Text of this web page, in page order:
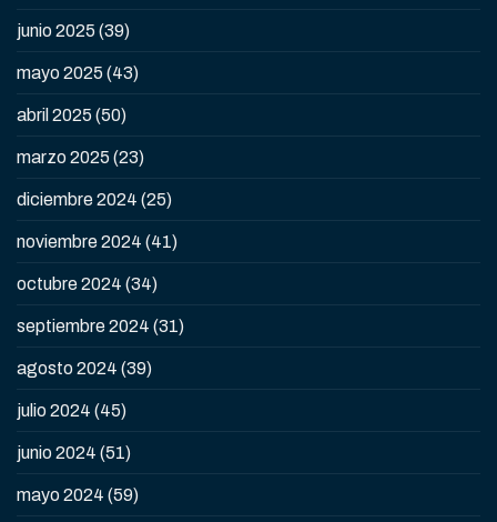
junio 2025 (39)
mayo 2025 (43)
abril 2025 (50)
marzo 2025 (23)
diciembre 2024 (25)
noviembre 2024 (41)
octubre 2024 (34)
septiembre 2024 (31)
agosto 2024 (39)
julio 2024 (45)
junio 2024 (51)
mayo 2024 (59)